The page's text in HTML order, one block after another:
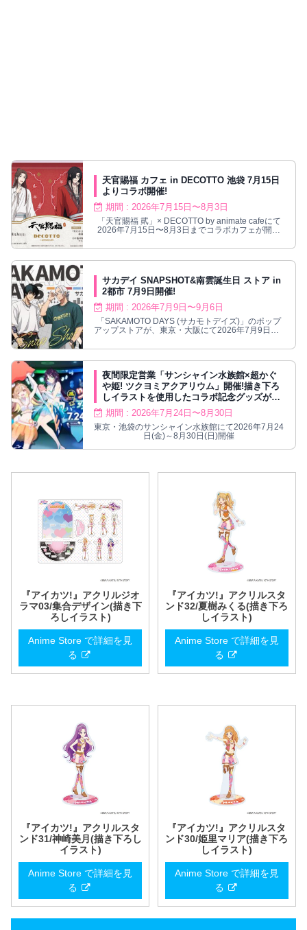
天官賜福 カフェ in DECOTTO 池袋 7月15日
よりコラボ開催!
期間 : 2026年7月15日〜8月3日
「天官賜福 貮」× DECOTTO by animate cafeにて
2026年7月15日〜8月3日までコラボカフェが開催
サカデイ SNAPSHOT&南雲誕生日 ストア in
2都市 7月9日開催!
期間 : 2026年7月9日〜9月6日
「SAKAMOTO DAYS (サカモトデイズ)」のポップ
アップストアが、東京・大阪にて2026年7月9日〜9
夜間限定営業「サンシャイン水族館×超かぐ
や姫! ツクヨミアクアリウム」開催!描き下ろ
しイラストを使用したコラボ記念グッズが登
場!
期間 : 2026年7月24日〜8月30日
東京・池袋のサンシャイン水族館にて2026年7月24
日(金)～8月30日(日)開催
『アイカツ!』アクリルジオ
ラマ03/集合デザイン(描き下
ろしイラスト)
Anime Store で詳細を見
る
『アイカツ!』アクリルスタ
ンド32/夏樹みくる(描き下ろ
しイラスト)
Anime Store で詳細を見
る
『アイカツ!』アクリルスタ
ンド31/神崎美月(描き下ろし
イラスト)
Anime Store で詳細を見
る
『アイカツ!』アクリルスタ
ンド30/姫里マリア(描き下ろ
しイラスト)
Anime Store で詳細を見
る